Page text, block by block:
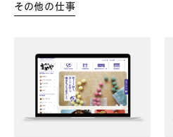
その他の仕事